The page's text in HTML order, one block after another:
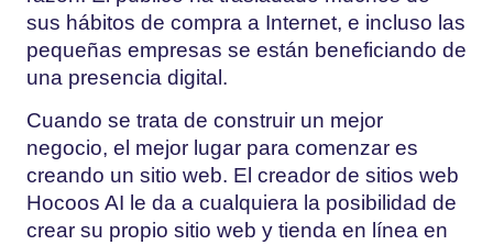
sus hábitos de compra a Internet, e incluso las
pequeñas empresas se están beneficiando de
una presencia digital.
Cuando se trata de construir un mejor
negocio, el mejor lugar para comenzar es
creando un sitio web. El creador de sitios web
Hocoos AI le da a cualquiera la posibilidad de
crear su propio sitio web y tienda en línea en